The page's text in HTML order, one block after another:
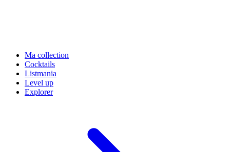
Ma collection
Cocktails
Listmania
Level up
Explorer